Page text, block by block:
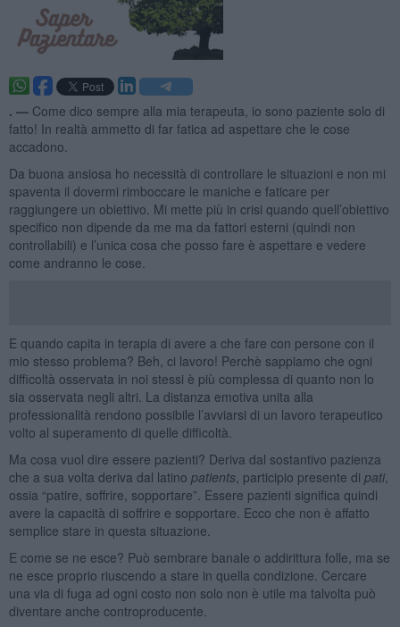
. — Come dico sempre alla mia terapeuta, io sono paziente solo di
fatto! In realtà ammetto di far fatica ad aspettare che le cose
accadono.
Da buona ansiosa ho necessità di controllare le situazioni e non mi
spaventa il dovermi rimboccare le maniche e faticare per
raggiungere un obiettivo. Mi mette più in crisi quando quell’obiettivo
specifico non dipende da me ma da fattori esterni (quindi non
controllabili) e l’unica cosa che posso fare è aspettare e vedere
come andranno le cose.
E quando capita in terapia di avere a che fare con persone con il
mio stesso problema? Beh, ci lavoro! Perchè sappiamo che ogni
difficoltà osservata in noi stessi è più complessa di quanto non lo
sia osservata negli altri. La distanza emotiva unita alla
professionalità rendono possibile l’avviarsi di un lavoro terapeutico
volto al superamento di quelle difficoltà.
Ma cosa vuol dire essere pazienti? Deriva dal sostantivo pazienza
che a sua volta deriva dal latino patients, participio presente di pati,
ossia “patire, soffrire, sopportare”. Essere pazienti significa quindi
avere la capacità di soffrire e sopportare. Ecco che non è affatto
semplice stare in questa situazione.
E come se ne esce? Può sembrare banale o addirittura folle, ma se
ne esce proprio riuscendo a stare in quella condizione. Cercare
una via di fuga ad ogni costo non solo non è utile ma talvolta può
diventare anche controproducente.